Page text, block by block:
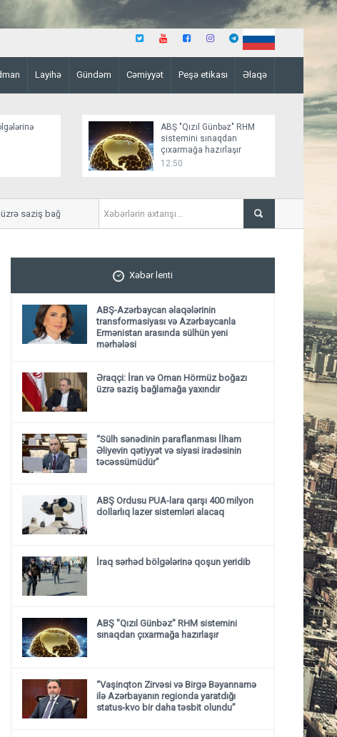
Layihə Gündəm Cəmiyyət Peşə etikası Əlaqə
ABŞ "Qızıl Günbəz" RHM
sistemini sınaqdan
çıxarmağa hazırlaşır
12:50
saziş bağlamağa yaxındır “Sülh sənədinin
Xəbər lenti
ABŞ-Azərbaycan əlaqələrinin
transformasiyası və Azərbaycanla
Ermənistan arasında sülhün yeni
mərhələsi
Əraqçi: İran və Oman Hörmüz boğazı
üzrə saziş bağlamağa yaxındır
“Sülh sənədinin paraflanması İlham
Əliyevin qətiyyət və siyasi iradəsinin
təcəssümüdür”
ABŞ Ordusu PUA-lara qarşı 400 milyon
dollarlıq lazer sistemləri alacaq
İraq sərhəd bölgələrinə qoşun yeridib
ABŞ "Qızıl Günbəz" RHM sistemini
sınaqdan çıxarmağa hazırlaşır
“Vaşinqton Zirvəsi və Birgə Bəyannamə
ilə Azərbayanın regionda yaratdığı
status-kvo bir daha təsbit olundu”